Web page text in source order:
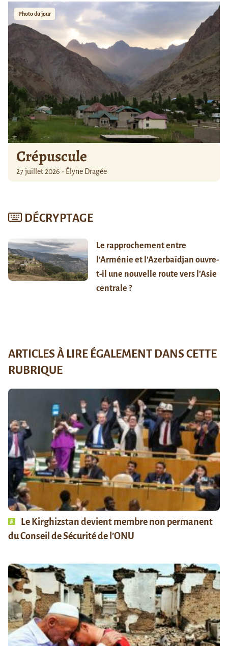
Photo du jour
Crépuscule
27 juillet 2026 - Élyne Dragée
DÉCRYPTAGE
Le rapprochement entre
l’Arménie et l’Azerbaïdjan ouvre-
t-il une nouvelle route vers l’Asie
centrale ?
ARTICLES À LIRE ÉGALEMENT DANS CETTE
RUBRIQUE
Le Kirghizstan devient membre non permanent
du Conseil de Sécurité de l’ONU